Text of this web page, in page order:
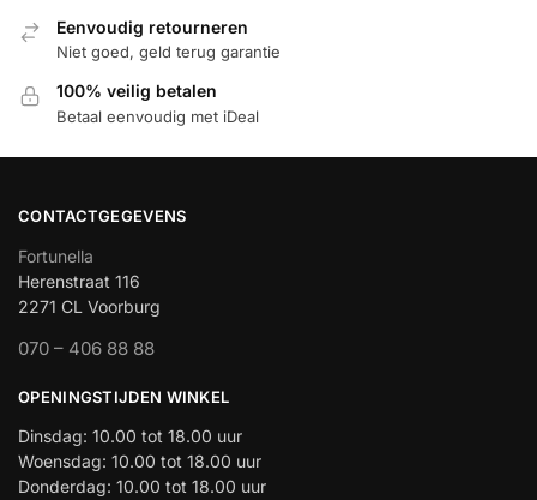
Eenvoudig retourneren
Niet goed, geld terug garantie
100% veilig betalen
Betaal eenvoudig met iDeal
CONTACTGEGEVENS
Fortunella
Herenstraat 116
2271 CL Voorburg
070 – 406 88 88
OPENINGSTIJDEN WINKEL
Dinsdag: 10.00 tot 18.00 uur
Woensdag: 10.00 tot 18.00 uur
Donderdag: 10.00 tot 18.00 uur